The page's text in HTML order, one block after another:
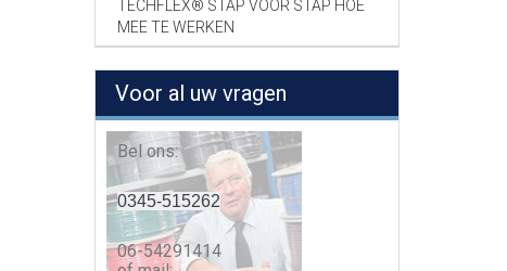
TECHFLEX® STAP VOOR STAP HOE
MEE TE WERKEN
Voor al uw vragen
Bel ons:
0345-515262
06-54291414